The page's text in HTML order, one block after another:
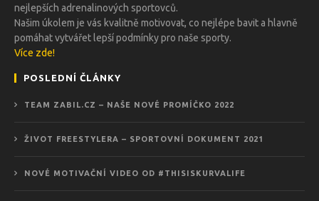
nejlepších adrenalinových sportovců.
Našim úkolem je vás kvalitně motivovat, co nejlépe bavit a hlavně
pomáhat vytvářet lepší podmínky pro naše sporty.
Více zde!
POSLEDNÍ ČLÁNKY
TEAM ZABIL.CZ – NAŠE NOVÉ PROMÍČKO 2022
ŽIVOT FREESTYLERA – SPORTOVNÍ DOKUMENT 2021
NOVÉ MOTIVAČNÍ VIDEO OD #THISISKURVALIFE